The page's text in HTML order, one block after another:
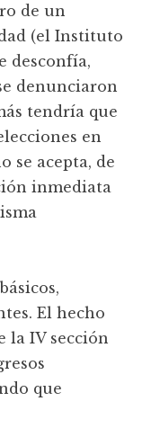
de un
(el Instituto
desconfía,
denunciaron
tendría que
en
se acepta, de
inmediata
El hecho
la IV sección
que